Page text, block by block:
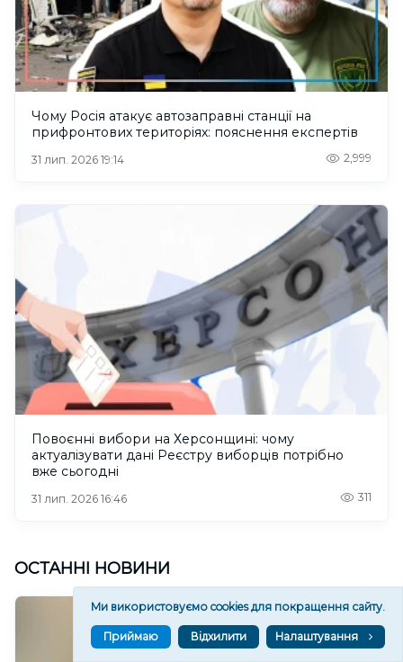
Чому Росія атакує автозаправні станції на
прифронтових територіях: пояснення експертів
31 лип. 2026 19:14 2,999
Повоєнні вибори на Херсонщині: чому
актуалізувати дані Реєстру виборців потрібно
вже сьогодні
31 лип. 2026 16:46 311
ОСТАННІ НОВИНИ
Ми використовуємо cookies для покращення сайту.
Приймаю Відхилити Налаштування